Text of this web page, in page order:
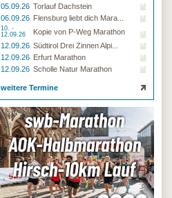
05.09.26 Torlauf Dachstein
06.09.26 Flensburg liebt dich Mara...
10. -
12.09.26
Kopie von P-Weg Marathon
12.09.26 Südtirol Drei Zinnen Alpi...
12.09.26 Erfurt Marathon
12.09.26 Scholle Natur Marathon
weitere Termine